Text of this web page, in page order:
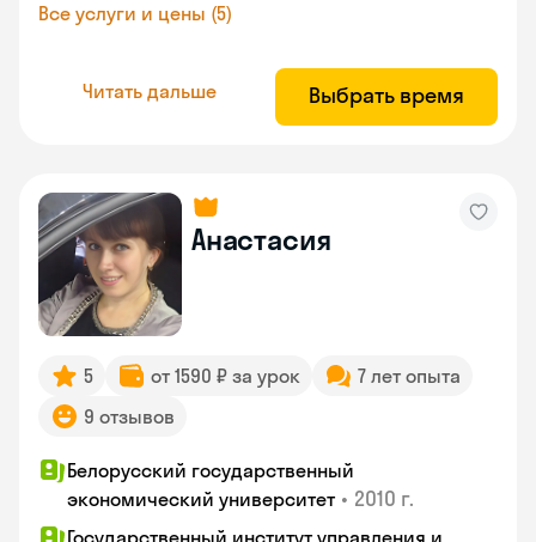
Все услуги и цены (5)
Читать дальше Выбрать время
Анастасия
5 от 1590 ₽ за урок
7 лет опыта
9 отзывов
Белорусский государственный
экономический университет • 2010 г.
Государственный институт управления и